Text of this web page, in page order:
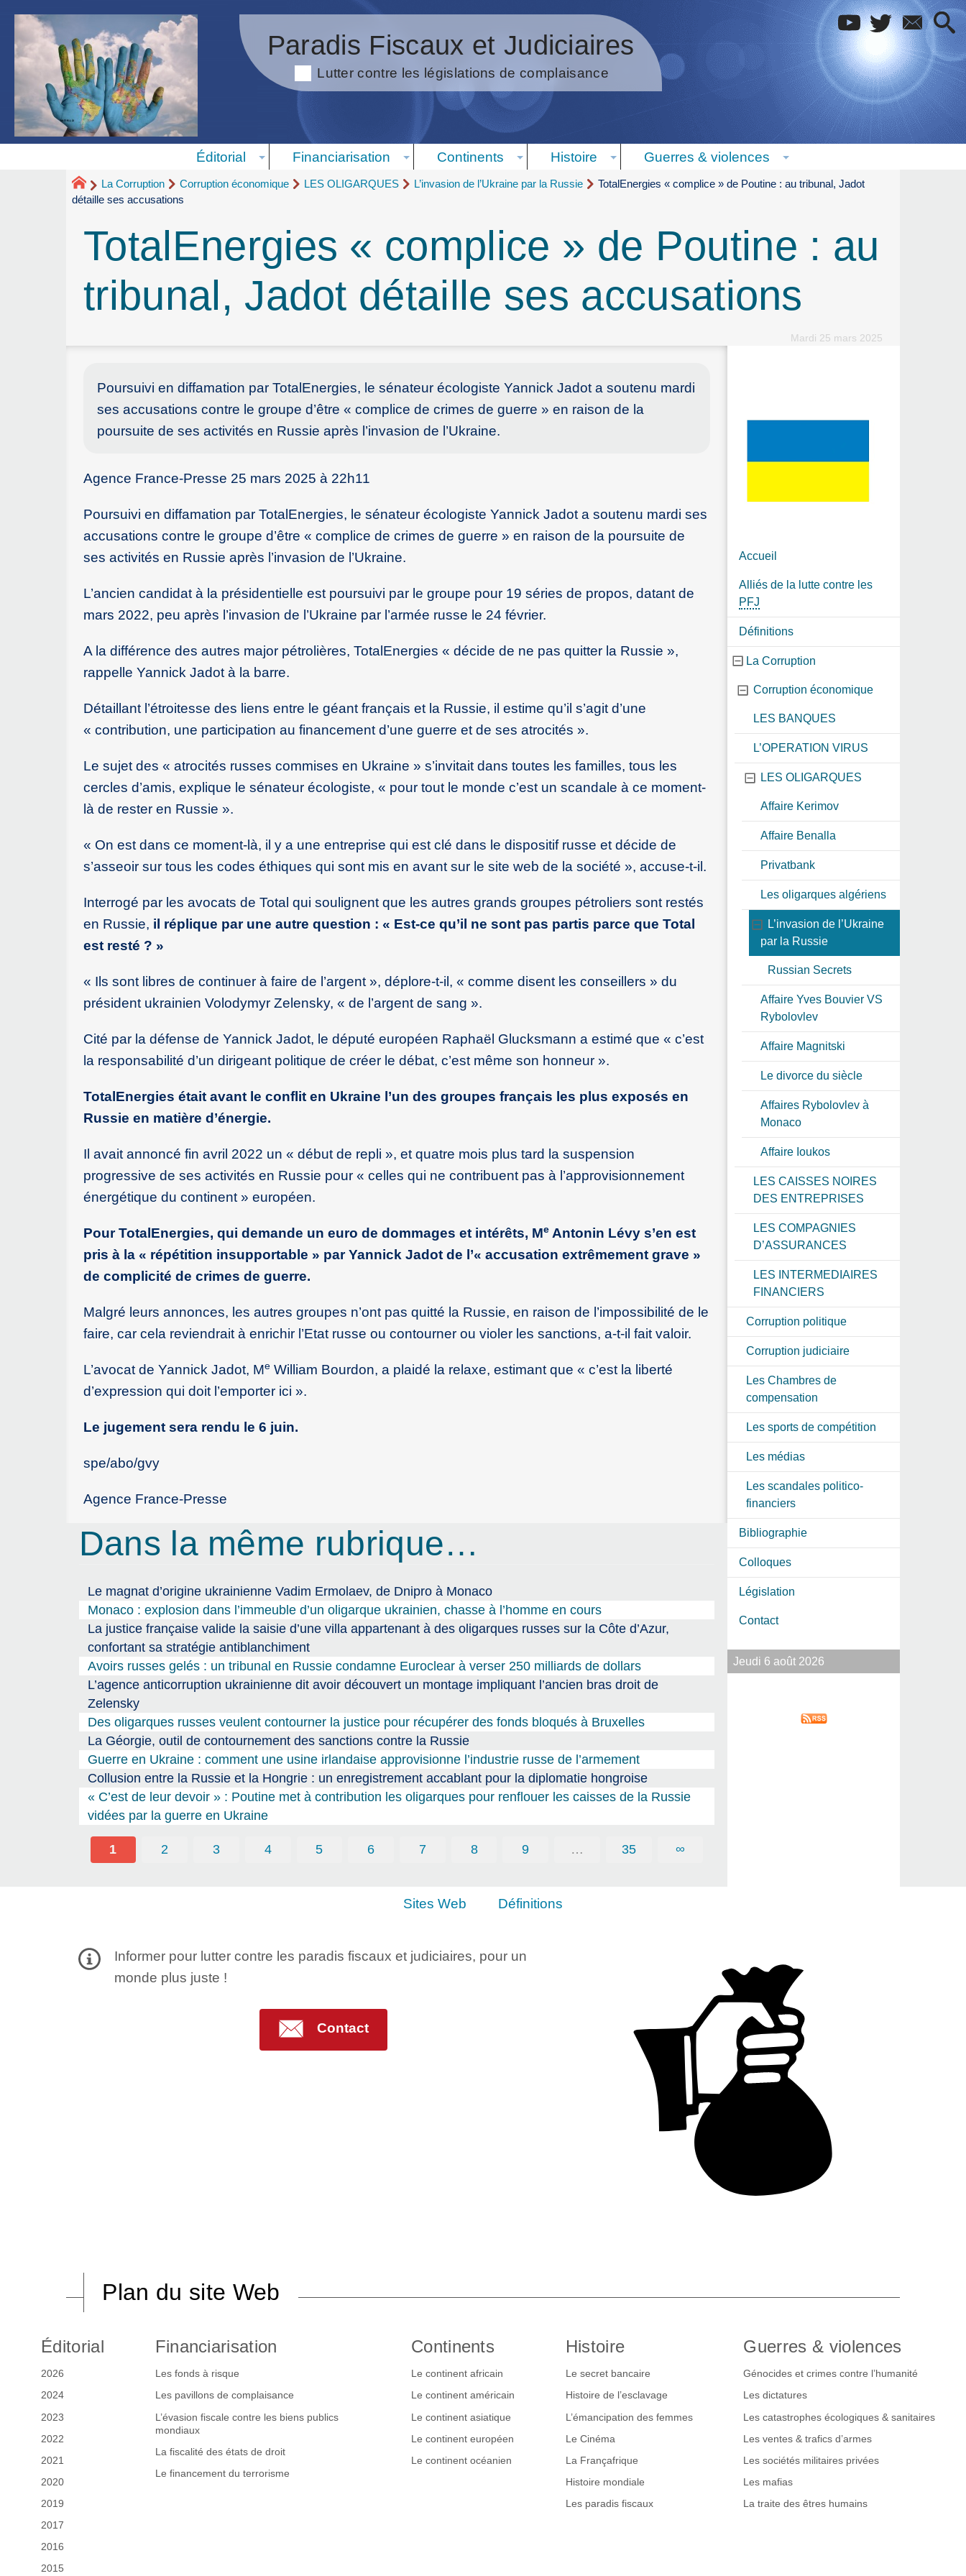
Paradis Fiscaux et Judiciaires
Lutter contre les législations de complaisance
Éditorial Financiarisation Continents Histoire Guerres & violences
La Corruption Corruption économique LES OLIGARQUES L’invasion de l’Ukraine par la Russie
TotalEnergies « complice » de Poutine : au tribunal, Jadot
détaille ses accusations
TotalEnergies « complice » de Poutine : au
tribunal, Jadot détaille ses accusations
Mardi 25 mars 2025
Poursuivi en diffamation par TotalEnergies, le sénateur écologiste Yannick Jadot a soutenu mardi
ses accusations contre le groupe d’être « complice de crimes de guerre » en raison de la
poursuite de ses activités en Russie après l’invasion de l’Ukraine.
Agence France-Presse 25 mars 2025 à 22h11
Poursuivi en diffamation par TotalEnergies, le sénateur écologiste Yannick Jadot a soutenu mardi ses
accusations contre le groupe d’être « complice de crimes de guerre » en raison de la poursuite de
ses activités en Russie après l’invasion de l’Ukraine.
L’ancien candidat à la présidentielle est poursuivi par le groupe pour 19 séries de propos, datant de
mars 2022, peu après l’invasion de l’Ukraine par l’armée russe le 24 février.
A la différence des autres major pétrolières, TotalEnergies « décide de ne pas quitter la Russie »,
rappelle Yannick Jadot à la barre.
Détaillant l’étroitesse des liens entre le géant français et la Russie, il estime qu’il s’agit d’une
« contribution, une participation au financement d’une guerre et de ses atrocités ».
Le sujet des « atrocités russes commises en Ukraine » s’invitait dans toutes les familles, tous les
cercles d’amis, explique le sénateur écologiste, « pour tout le monde c’est un scandale à ce moment-
là de rester en Russie ».
« On est dans ce moment-là, il y a une entreprise qui est clé dans le dispositif russe et décide de
s’asseoir sur tous les codes éthiques qui sont mis en avant sur le site web de la société », accuse-t-il.
Interrogé par les avocats de Total qui soulignent que les autres grands groupes pétroliers sont restés
en Russie, il réplique par une autre question : « Est-ce qu’il ne sont pas partis parce que Total
est resté ? »
« Ils sont libres de continuer à faire de l’argent », déplore-t-il, « comme disent les conseillers » du
président ukrainien Volodymyr Zelensky, « de l’argent de sang ».
Cité par la défense de Yannick Jadot, le député européen Raphaël Glucksmann a estimé que « c’est
la responsabilité d’un dirigeant politique de créer le débat, c’est même son honneur ».
TotalEnergies était avant le conflit en Ukraine l’un des groupes français les plus exposés en
Russie en matière d’énergie.
Il avait annoncé fin avril 2022 un « début de repli », et quatre mois plus tard la suspension
progressive de ses activités en Russie pour « celles qui ne contribuent pas à l’approvisionnement
énergétique du continent » européen.
Pour TotalEnergies, qui demande un euro de dommages et intérêts, Me Antonin Lévy s’en est
pris à la « répétition insupportable » par Yannick Jadot de l’« accusation extrêmement grave »
de complicité de crimes de guerre.
Malgré leurs annonces, les autres groupes n’ont pas quitté la Russie, en raison de l’impossibilité de le
faire, car cela reviendrait à enrichir l’Etat russe ou contourner ou violer les sanctions, a-t-il fait valoir.
L’avocat de Yannick Jadot, Me William Bourdon, a plaidé la relaxe, estimant que « c’est la liberté
d’expression qui doit l’emporter ici ».
Le jugement sera rendu le 6 juin.
spe/abo/gvy
Agence France-Presse
Dans la même rubrique…
Le magnat d’origine ukrainienne Vadim Ermolaev, de Dnipro à Monaco
Monaco : explosion dans l’immeuble d’un oligarque ukrainien, chasse à l’homme en cours
La justice française valide la saisie d’une villa appartenant à des oligarques russes sur la Côte d’Azur,
confortant sa stratégie antiblanchiment
Avoirs russes gelés : un tribunal en Russie condamne Euroclear à verser 250 milliards de dollars
L’agence anticorruption ukrainienne dit avoir découvert un montage impliquant l’ancien bras droit de
Zelensky
Des oligarques russes veulent contourner la justice pour récupérer des fonds bloqués à Bruxelles
La Géorgie, outil de contournement des sanctions contre la Russie
Guerre en Ukraine : comment une usine irlandaise approvisionne l’industrie russe de l’armement
Collusion entre la Russie et la Hongrie : un enregistrement accablant pour la diplomatie hongroise
« C’est de leur devoir » : Poutine met à contribution les oligarques pour renflouer les caisses de la Russie
vidées par la guerre en Ukraine
1 2 3 4 5 6 7 8 9 … 35 ∞
Accueil
Alliés de la lutte contre les
PFJ
Définitions
La Corruption
Corruption économique
LES BANQUES
L’OPERATION VIRUS
LES OLIGARQUES
Affaire Kerimov
Affaire Benalla
Privatbank
Les oligarques algériens
L’invasion de l’Ukraine
par la Russie
Russian Secrets
Affaire Yves Bouvier VS
Rybolovlev
Affaire Magnitski
Le divorce du siècle
Affaires Rybolovlev à
Monaco
Affaire Ioukos
LES CAISSES NOIRES
DES ENTREPRISES
LES COMPAGNIES
D’ASSURANCES
LES INTERMEDIAIRES
FINANCIERS
Corruption politique
Corruption judiciaire
Les Chambres de
compensation
Les sports de compétition
Les médias
Les scandales politico-
financiers
Bibliographie
Colloques
Législation
Contact
Jeudi 6 août 2026
Sites Web Définitions
Informer pour lutter contre les paradis fiscaux et judiciaires, pour un
monde plus juste !
Contact
Plan du site Web
Éditorial
2026
2024
2023
2022
2021
2020
2019
2017
2016
2015
Financiarisation
Les fonds à risque
Les pavillons de complaisance
L’évasion fiscale contre les biens publics
mondiaux
La fiscalité des états de droit
Le financement du terrorisme
Continents
Le continent africain
Le continent américain
Le continent asiatique
Le continent européen
Le continent océanien
Histoire
Le secret bancaire
Histoire de l’esclavage
L’émancipation des femmes
Le Cinéma
La Françafrique
Histoire mondiale
Les paradis fiscaux
Guerres & violences
Génocides et crimes contre l’humanité
Les dictatures
Les catastrophes écologiques & sanitaires
Les ventes & trafics d’armes
Les sociétés militaires privées
Les mafias
La traite des êtres humains